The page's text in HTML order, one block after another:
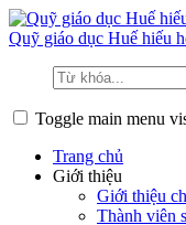
Quỹ giáo dục Huế hiếu
Toggle main menu
Trang chủ
Giới thiệu
Giới thiệu
Thành viên